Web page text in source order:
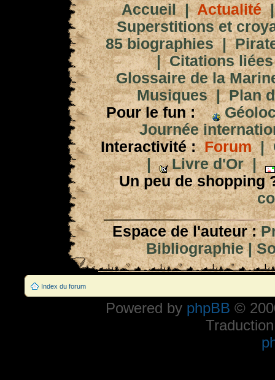
Accueil|Actualité
Superstitions et
85 biographies|
|Citations
Glossaire de la
Musiques|Plan
Pour le fun :
Journée
Interactivité : Forum|
|
Livre d'Or|
Un peu de shopping
Espace de l'auteur :
Bibliographie|
Index du forum
Powered by phpBB ©